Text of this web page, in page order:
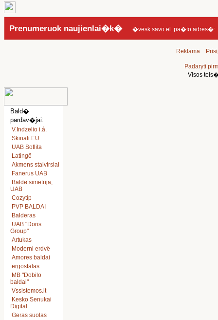
Prenumeruok naujienlai�k��vesk savo el. pa�to adres�:
Reklama
Padaryti
Visos
Bald�
pardav�jai:
V.Indzelio i.á.
Skinali.EU
UAB Soflita
Latingë
Akmens stalvirsiai
Fanerus UAB
Baldø simetrija,
UAB
Cozytip
PVP BALDAI
Balderas
UAB "Doris
Group"
Artukas
Moderni erdvë
Amores baldai
ergostalas
MB "Dobilo
baldai"
Vssistemos.lt
Kesko Senukai
Digital
Geras suolas